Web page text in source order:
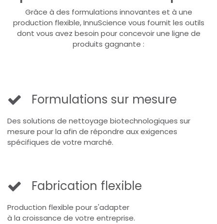
Grâce à des formulations innovantes et à une
production flexible, InnuScience vous fournit les outils
dont vous avez besoin pour concevoir une ligne de
produits gagnante :
Formulations sur mesure
Des solutions de nettoyage biotechnologiques sur
mesure pour la afin de répondre aux exigences
spécifiques de votre marché.
Fabrication flexible
Production flexible pour s'adapter
à la croissance de votre entreprise.